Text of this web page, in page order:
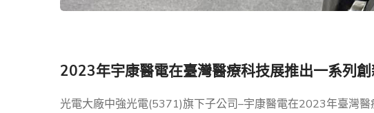
2023年宇康醫電在臺灣醫療科技展推出一系列創
光電大廠中強光電(5371)旗下子公司–宇康醫電在2023年臺灣